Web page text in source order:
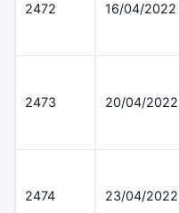
2472 16/04/2022
2473 20/04/2022
2474 23/04/2022